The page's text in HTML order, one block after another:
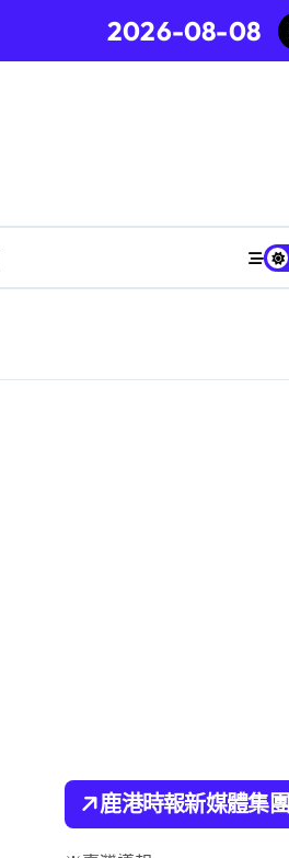
2026-08-08
鹿港時報新媒體集團